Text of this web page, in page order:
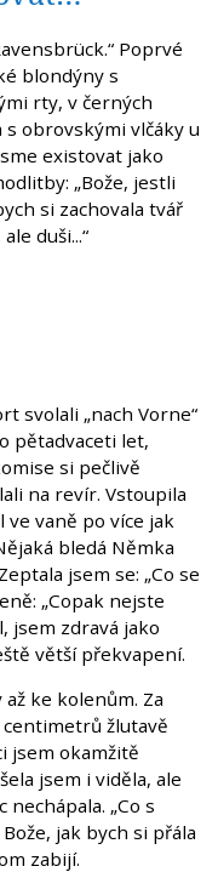
Poprvé
blondýny s
rty, v černých
obrovskými vlčáky u
existovat jako
„Bože, jestli
si zachovala tvář
duši...“
svolali „nach Vorne“
pětadvaceti let,
si pečlivě
na revír. Vstoupila
vaně po více jak
bledá Němka
jsem se: „Co se
„Copak nejste
jsem zdravá jako
větší překvapení.
ke kolenům. Za
žlutavě
jsem okamžitě
jsem i viděla, ale
„Co s
jak bych si přála
zabijí.